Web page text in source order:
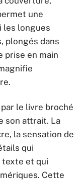
une
les longues
plongés dans
prise en main
le livre broché
son attrait. La
la sensation de
qui
texte et qui
Cette